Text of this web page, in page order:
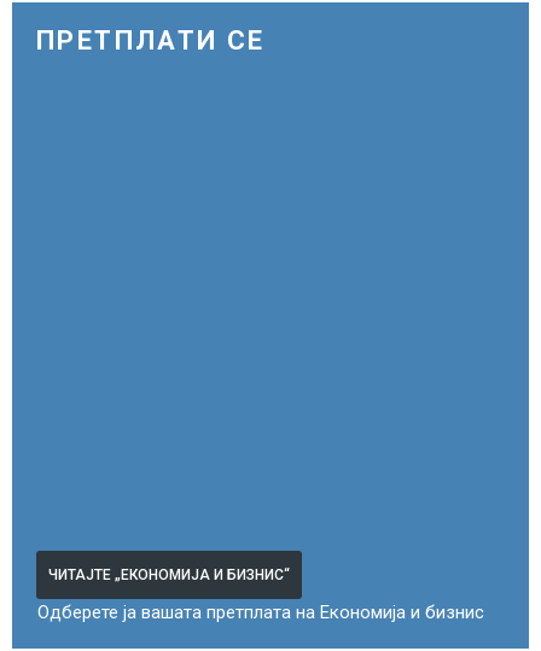
ПРЕТПЛАТИ СЕ
ЧИТАЈТЕ „ЕКОНОМИЈА И БИЗНИС“
Одберете ја вашата претплата на Економија и бизнис